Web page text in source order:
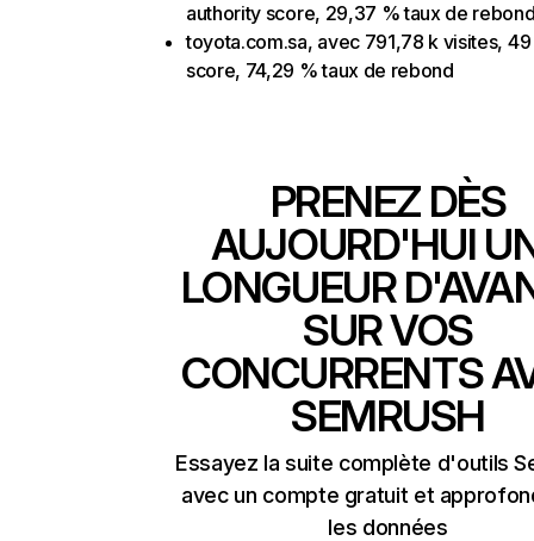
authority score, 29,37 % taux de
toyota.com.sa, avec 791,78 k visites,
score, 74,29 % taux de rebond
PRENEZ DÈS
AUJOURD'HUI
LONGUEUR
SUR VOS
CONCURRENTS
SEMRUSH
Essayez la suite complète d'outils
avec un compte gratuit et
les données